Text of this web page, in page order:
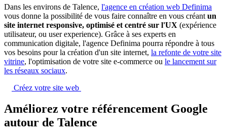
Dans les environs de Talence, l'agence en création web Definima
vous donne la possibilité de vous faire connaître en vous créant un
site internet responsive, optimisé et centré sur l'UX (expérience
utilisateur, ou user experience). Grâce à ses experts en
communication digitale, l'agence Definima pourra répondre à tous
vos besoins pour la création d'un site internet, la refonte de votre site
vitrine, l'optimisation de votre site e-commerce ou le lancement sur
les réseaux sociaux.
Créez votre site web
Améliorez votre référencement Google
autour de Talence